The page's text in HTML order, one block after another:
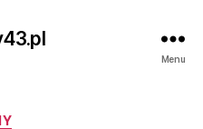
Menu
Kategorie